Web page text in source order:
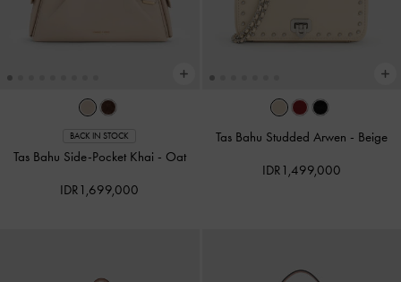
BACK IN STOCK
Tas Bahu Side-Pocket Khai - Oat
IDR1,699,000
Tas Bahu Studded Arwen - Beige
IDR1,499,000